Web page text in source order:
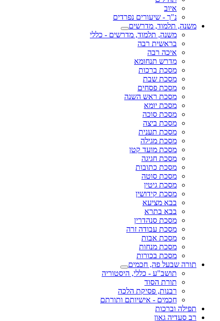
איוב
נ"ך - שיעורים נפרדים
משנה, תלמוד, מדרשים
משנה, תלמוד, מדרשים - כללי
בראשית רבה
איכה רבה
מדרש תנחומא
מסכת ברכות
מסכת שבת
מסכת פסחים
מסכת ראש השנה
מסכת יומא
מסכת סוכה
מסכת ביצה
מסכת תענית
מסכת מגילה
מסכת מועד קטן
מסכת חגיגה
מסכת כתובות
מסכת סוטה
מסכת גיטין
מסכת קידושין
בבא מציעא
בבא בתרא
מסכת סנהדרין
מסכת עבודה זרה
מסכת אבות
מסכת מנחות
מסכת בכורות
תורה שבעל פה, חכמים
תושב"ע - כללי, היסטוריה
תורת הסוד
רבנות, פסיקת הלכה
חכמים - אישיותם ותורתם
תפילה וברכות
רב סעדיה גאון